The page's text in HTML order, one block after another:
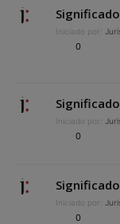
Iniciado por:
0
Iniciado por:
0
Iniciado por:
0